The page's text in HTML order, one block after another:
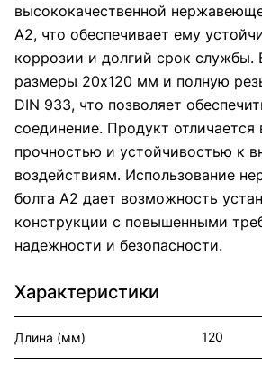
высококачественной
А2, что обеспечивает ему
коррозии и долгий срок службы.
размеры 20х120 мм и полную
DIN 933, что позволяет
соединение. Продукт отличается
прочностью и устойчивостью к
воздействиям. Использование
болта А2 дает возможность
конструкции с повышенными
надежности и безопасности.
Характеристики
Длина (мм) 120